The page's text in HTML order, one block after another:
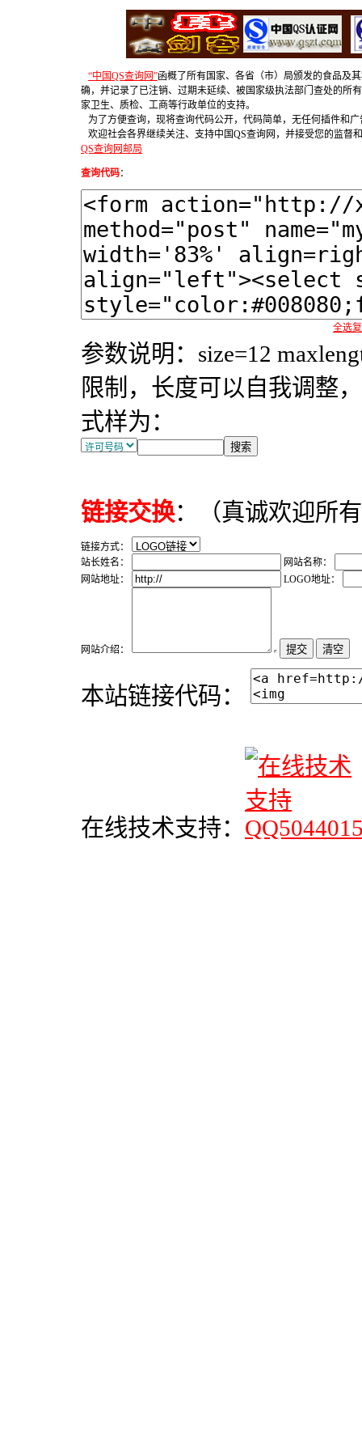
“中国QS查询网”函概了所有国家、各省（市）局颁发的食品及
确，并记录了已注销、过期未延续、被国家级执法部门查处的所
家卫生、质检、工商等行政单位的支持。
为了方便查询，现将查询代码公开，代码简单，无任何插件和
欢迎社会各界继续关注、支持中国QS查询网，并接受您的监督
QS查询网邮局
查询代码：
全选
参数说明：size=12
限制，长度可以自我调整
式样为：
链接交换：（真诚欢迎所
链接方式：
站长姓名：
网站名称：
网站地址：
LOGO地址：
网站介绍：
本站链接代码：
在线技术支持：